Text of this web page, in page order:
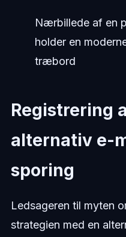
Nærbillede af en
holder en
træbord
Registrering
alternativ e-
sporing
Ledsageren til myten
strategien med en